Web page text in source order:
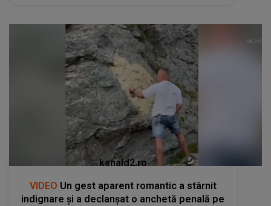
kanald2.ro
VIDEO Un gest aparent romantic a stârnit
indignare și a declanșat o anchetă penală pe